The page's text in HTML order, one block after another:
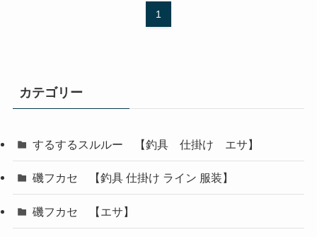
1
カテゴリー
するするスルルー 【釣具 仕掛け エサ】
磯フカセ 【釣具 仕掛け ライン 服装】
磯フカセ 【エサ】